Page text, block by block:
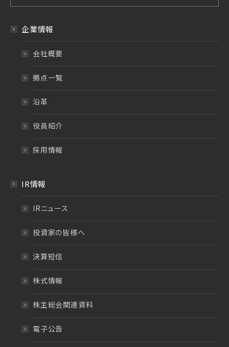
企業情報
会社概要
拠点一覧
沿革
役員紹介
採用情報
IR情報
IRニュース
投資家の皆様へ
決算短信
株式情報
株主総会関連資料
電子公告